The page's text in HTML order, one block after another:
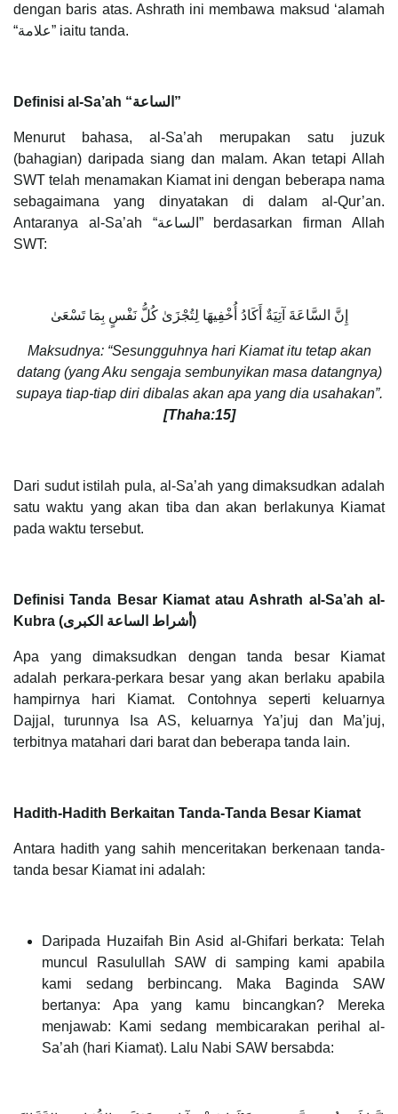
dengan baris atas. Ashrath ini membawa maksud ‘alamah
“علامة” iaitu tanda.
Definisi al-Sa’ah “الساعة”
Menurut bahasa, al-Sa’ah merupakan satu juzuk
(bahagian) daripada siang dan malam. Akan tetapi Allah
SWT telah menamakan Kiamat ini dengan beberapa nama
sebagaimana yang dinyatakan di dalam al-Qur’an.
Antaranya al-Sa’ah “الساعة” berdasarkan firman Allah
SWT:
إِنَّ السَّاعَةَ آتِيَةٌ أَكَادُ أُخْفِيهَا لِتُجْزَىٰ كُلُّ نَفْسٍ بِمَا تَسْعَىٰ
Maksudnya: “Sesungguhnya hari Kiamat itu tetap akan
datang (yang Aku sengaja sembunyikan masa datangnya)
supaya tiap-tiap diri dibalas akan apa yang dia usahakan”.
[Thaha:15]
Dari sudut istilah pula, al-Sa’ah yang dimaksudkan adalah
satu waktu yang akan tiba dan akan berlakunya Kiamat
pada waktu tersebut.
Definisi Tanda Besar Kiamat atau Ashrath al-Sa’ah al-
Kubra (أشراط الساعة الكبرى)
Apa yang dimaksudkan dengan tanda besar Kiamat
adalah perkara-perkara besar yang akan berlaku apabila
hampirnya hari Kiamat. Contohnya seperti keluarnya
Dajjal, turunnya Isa AS, keluarnya Ya’juj dan Ma’juj,
terbitnya matahari dari barat dan beberapa tanda lain.
Hadith-Hadith Berkaitan Tanda-Tanda Besar Kiamat
Antara hadith yang sahih menceritakan berkenaan tanda-
tanda besar Kiamat ini adalah:
Daripada Huzaifah Bin Asid al-Ghifari berkata: Telah
muncul Rasulullah SAW di samping kami apabila
kami sedang berbincang. Maka Baginda SAW
bertanya: Apa yang kamu bincangkan? Mereka
menjawab: Kami sedang membicarakan perihal al-
Sa’ah (hari Kiamat). Lalu Nabi SAW bersabda: